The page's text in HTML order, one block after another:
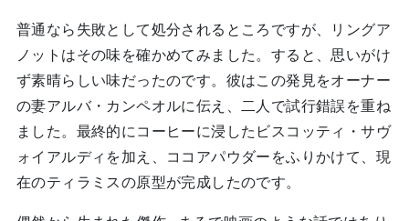
普通なら失敗として処分されるところですが、リングア
ノットはその味を確かめてみました。すると、思いがけ
ず素晴らしい味だったのです。彼はこの発見をオーナー
の妻アルバ・カンペオルに伝え、二人で試行錯誤を重ね
ました。最終的にコーヒーに浸したビスコッティ・サヴ
ォイアルディを加え、ココアパウダーをふりかけて、現
在のティラミスの原型が完成したのです。